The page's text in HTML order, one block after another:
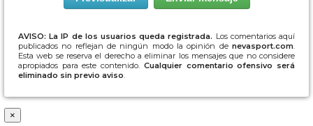
AVISO: La IP de los usuarios queda registrada. Los comentarios aquí
publicados no reflejan de ningún modo la opinión de nevasport.com.
Esta web se reserva el derecho a eliminar los mensajes que no considere
apropiados para este contenido. Cualquier comentario ofensivo será
eliminado sin previo aviso.
×